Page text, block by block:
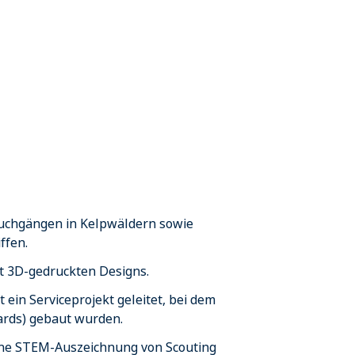
in Kelpwäldern sowie
gedruckten Designs.
ein Serviceprojekt geleitet, bei dem
gebaut wurden.
STEM-Auszeichnung von Scouting